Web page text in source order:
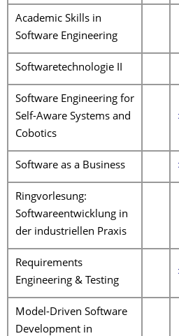
Academic Skills in
Software Engineering
Softwaretechnologie II
Software Engineering for
Self-Aware Systems and
Cobotics
Software as a Business
Ringvorlesung:
Softwareentwicklung in
der industriellen Praxis
Requirements
Engineering & Testing
Model-Driven Software
Development in